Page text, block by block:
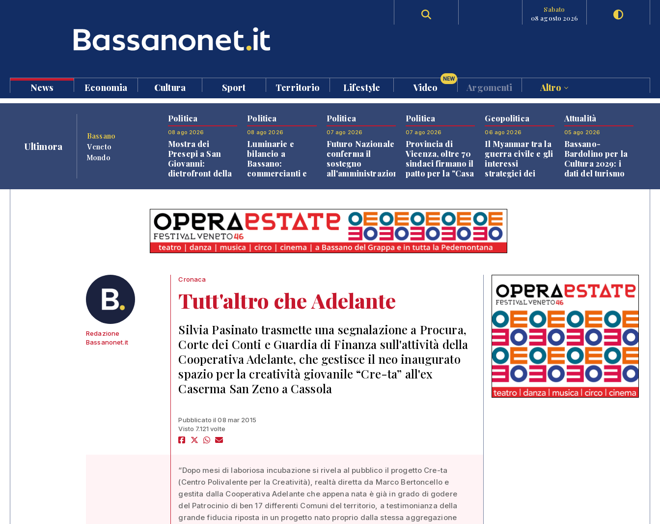
Sabato
08 agosto 2026
News Economia Cultura Sport Territorio Lifestyle Video
NEW
Argomenti Altro
Ultimora
Bassano
Veneto
Mondo
Politica
08 ago 2026
Mostra dei
Presepi a San
Giovanni:
dietrofront della
Politica
08 ago 2026
Luminarie e
bilancio a
Bassano:
commercianti e
Politica
07 ago 2026
Futuro Nazionale
conferma il
sostegno
all'amministrazione
Politica
07 ago 2026
Provincia di
Vicenza, oltre 70
sindaci firmano il
patto per la "Casa
Geopolitica
06 ago 2026
Il Myanmar tra la
guerra civile e gli
interessi
strategici dei
Attualità
05 ago 2026
Bassano-
Bardolino per la
Cultura 2029: i
dati del turismo
Redazione
Bassanonet.it
Cronaca
Tutt'altro che Adelante
Silvia Pasinato trasmette una segnalazione a Procura,
Corte dei Conti e Guardia di Finanza sull'attività della
Cooperativa Adelante, che gestisce il neo inaugurato
spazio per la creatività giovanile “Cre-ta” all'ex
Caserma San Zeno a Cassola
Pubblicato il 08 mar 2015
Visto 7.121 volte
“Dopo mesi di laboriosa incubazione si rivela al pubblico il progetto Cre-ta
(Centro Polivalente per la Creatività), realtà diretta da Marco Bertoncello e
gestita dalla Cooperativa Adelante che appena nata è già in grado di godere
del Patrocinio di ben 17 differenti Comuni del territorio, a testimonianza della
grande fiducia riposta in un progetto nato proprio dalla stessa aggregazione